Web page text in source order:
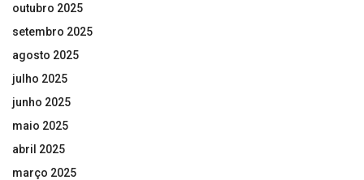
outubro 2025
setembro 2025
agosto 2025
julho 2025
junho 2025
maio 2025
abril 2025
março 2025